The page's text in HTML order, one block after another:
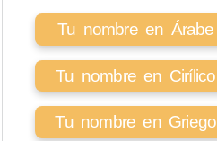
Tu nombre en Árabe
Tu nombre en Cirílico
Tu nombre en Griego